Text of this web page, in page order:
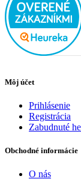
Môj účet
Prihlásenie
Registrácia
Zabudnuté
Obchodné informácie
O nás